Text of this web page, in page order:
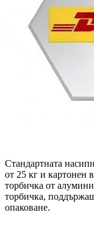
Стандартната
от 25 кг и картонен
торбичка от
торбичка,
опаковане.